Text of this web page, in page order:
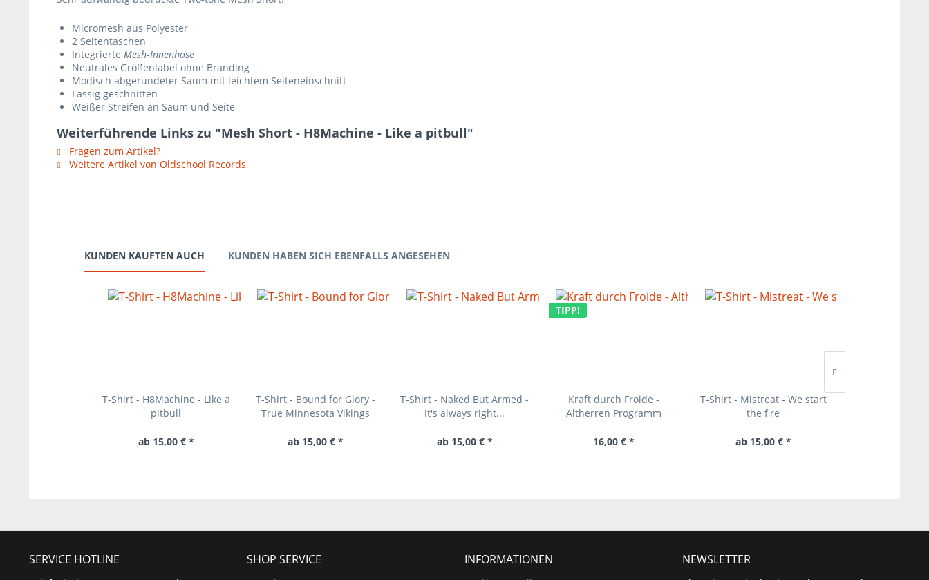
Micromesh aus Polyester
2 Seitentaschen
Integrierte Mesh-Innenhose
Neutrales Größenlabel ohne Branding
Modisch abgerundeter Saum mit leichtem Seiteneinschnitt
Lässig geschnitten
Weißer Streifen an Saum und Seite
Weiterführende Links zu "Mesh Short - H8Machine - Like a pitbull"
Fragen zum Artikel?
Weitere Artikel von Oldschool Records
KUNDEN KAUFTEN AUCH KUNDEN HABEN SICH EBENFALLS ANGESEHEN
T-Shirt - H8Machine - Like a
pitbull
ab 15,00 € *
T-Shirt - Bound for Glory -
True Minnesota Vikings
ab 15,00 € *
T-Shirt - Naked But Armed -
It's always right...
ab 15,00 € *
TIPP!
Kraft durch Froide -
Altherren Programm
16,00 € *
T-Shirt - Mistreat - We start
the fire
ab 15,00 € *
SERVICE HOTLINE SHOP SERVICE INFORMATIONEN NEWSLETTER